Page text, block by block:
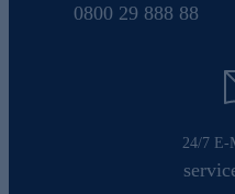
0800 29 888 88
24/7 E-